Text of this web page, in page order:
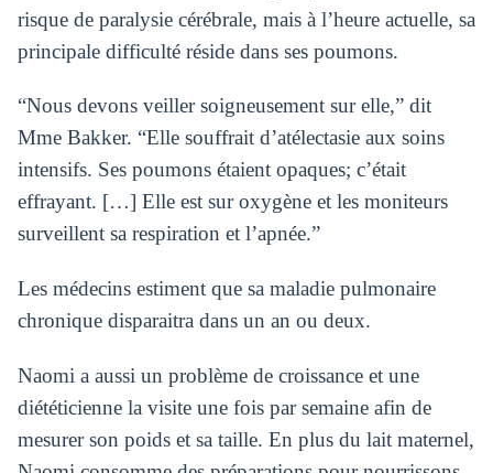
risque de paralysie cérébrale, mais à l’heure actuelle, sa
principale difficulté réside dans ses poumons.
“Nous devons veiller soigneusement sur elle,” dit
Mme Bakker. “Elle souffrait d’atélectasie aux soins
intensifs. Ses poumons étaient opaques; c’était
effrayant. […] Elle est sur oxygène et les moniteurs
surveillent sa respiration et l’apnée.”
Les médecins estiment que sa maladie pulmonaire
chronique disparaitra dans un an ou deux.
Naomi a aussi un problème de croissance et une
diététicienne la visite une fois par semaine afin de
mesurer son poids et sa taille. En plus du lait maternel,